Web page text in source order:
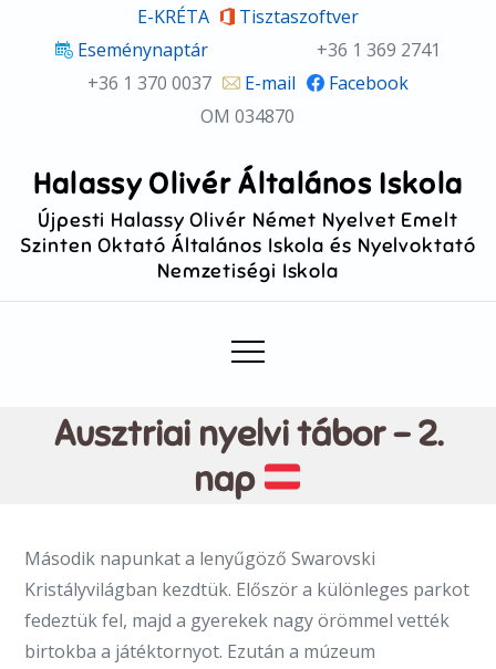
E-KRÉTA
Tisztaszoftver
Eseménynaptár
+36 1 369 2741
+36 1 370 0037
E-mail
Facebook
OM 034870
Halassy Olivér Általános Iskola
Újpesti Halassy Olivér Német Nyelvet Emelt
Szinten Oktató Általános Iskola és Nyelvoktató
Nemzetiségi Iskola
Ausztriai nyelvi tábor – 2.
nap
Második napunkat a lenyűgöző Swarovski
Kristályvilágban kezdtük. Először a különleges parkot
fedeztük fel, majd a gyerekek nagy örömmel vették
birtokba a játéktornyot. Ezután a múzeum